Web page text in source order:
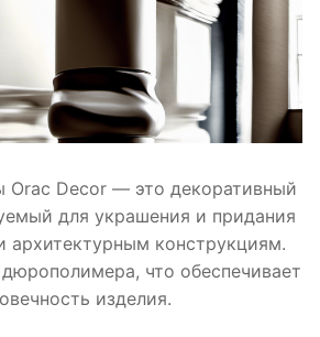
Orac Decor — это декоративный
для украшения и придания
архитектурным конструкциям.
что обеспечивает
изделия.